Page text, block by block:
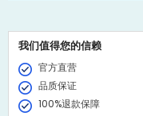
我们值得您的信赖
官方直营
品质保证
100%退款保障